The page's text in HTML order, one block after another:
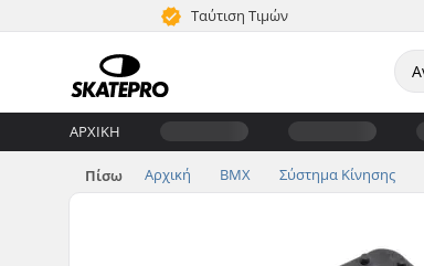
Ταύτιση Τιμών
ΑΡΧΙΚΉ
Πίσω Αρχική BMX Σύστημα Κίνησης